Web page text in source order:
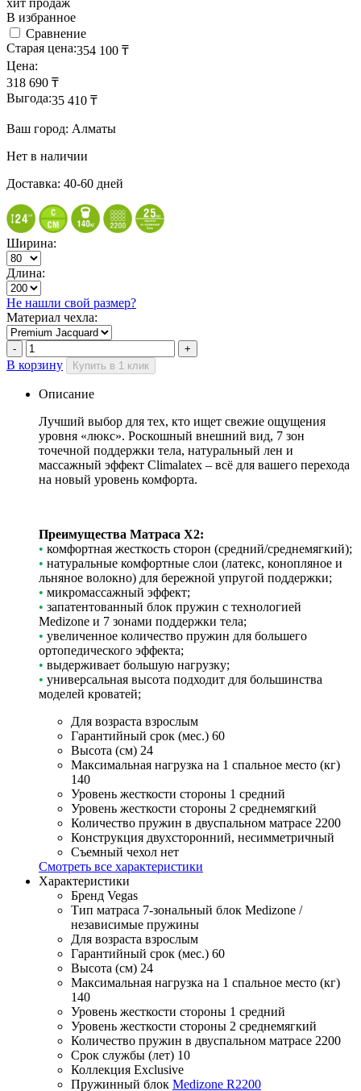
хит продаж
В избранное
Сравнение
Старая цена:354 100 ₸
Цена:
318 690 ₸
Выгода:35 410 ₸
Ваш город: Алматы
Нет в наличии
Доставка: 40-60 дней
Ширина:
Длина:
Не нашли свой размер?
Материал чехла:
В корзину Купить в 1 клик
Описание
Лучший выбор для тех, кто ищет свежие ощущения
уровня «люкс». Роскошный внешний вид, 7 зон
точечной поддержки тела, натуральный лен и
массажный эффект Climalatex – всё для вашего перехода
на новый уровень комфорта.
Преимущества Матраса X2:
• комфортная жесткость сторон (средний/среднемягкий);
• натуральные комфортные слои (латекс, конопляное и
льняное волокно) для бережной упругой поддержки;
• микромассажный эффект;
• запатентованный блок пружин с технологией
Medizone и 7 зонами поддержки тела;
• увеличенное количество пружин для большего
ортопедического эффекта;
• выдерживает большую нагрузку;
• универсальная высота подходит для большинства
моделей кроватей;
Для возраста взрослым
Гарантийный срок (мес.) 60
Высота (см) 24
Максимальная нагрузка на 1 спальное место (кг)
140
Уровень жесткости стороны 1 средний
Уровень жесткости стороны 2 среднемягкий
Количество пружин в двуспальном матрасе 2200
Конструкция двухсторонний, несимметричный
Съемный чехол нет
Смотреть все характеристики
Характеристики
Бренд Vegas
Тип матраса 7-зональный блок Medizone /
независимые пружины
Для возраста взрослым
Гарантийный срок (мес.) 60
Высота (см) 24
Максимальная нагрузка на 1 спальное место (кг)
140
Уровень жесткости стороны 1 средний
Уровень жесткости стороны 2 среднемягкий
Количество пружин в двуспальном матрасе 2200
Срок службы (лет) 10
Коллекция Exclusive
Пружинный блок Medizone R2200